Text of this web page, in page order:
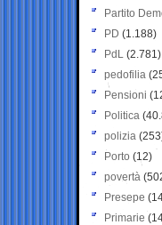
Partito
PD (1.188)
PdL (2.781)
pedofilia
Pensioni
Politica
polizia
Porto (12)
povertà
Presepe
Primarie